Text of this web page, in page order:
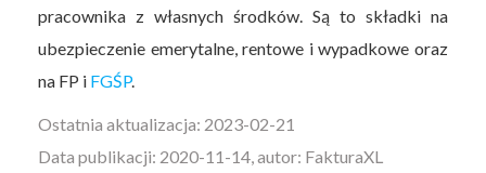
pracownika z własnych środków. Są to składki na
ubezpieczenie emerytalne, rentowe i wypadkowe oraz
na FP i FGŚP.
Ostatnia aktualizacja: 2023-02-21
Data publikacji: 2020-11-14, autor: FakturaXL